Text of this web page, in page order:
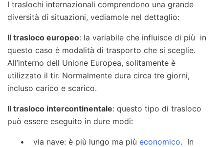
I traslochi internazionali comprendono una grande
diversità di situazioni, vediamole nel dettaglio:
Il trasloco europeo: la variabile che influisce di più in
questo caso è modalità di trasporto che si sceglie.
All’interno dell Unione Europea, solitamente è
utilizzato il tir. Normalmente dura circa tre giorni,
incluso carico e scarico.
Il trasloco intercontinentale: questo tipo di trasloco
può essere eseguito in dure modi:
via nave: è più lungo ma più economico. In